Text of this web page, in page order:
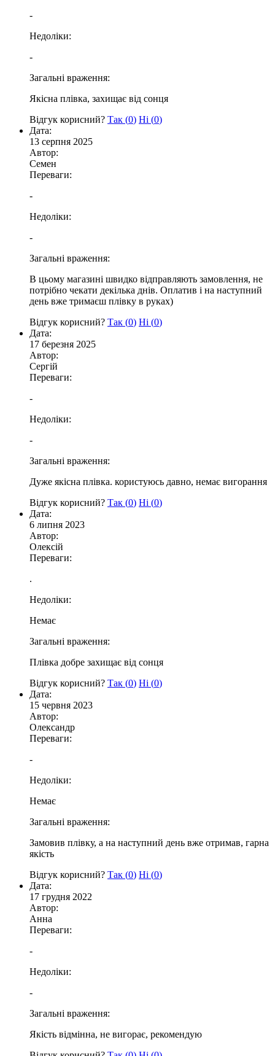
-
Недоліки:
-
Загальні враження:
Якісна плівка, захищає від сонця
Відгук корисний? Так (0) Ні (0)
Дата:
13 серпня 2025
Автор:
Семен
Переваги:
-
Недоліки:
-
Загальні враження:
В цьому магазині швидко відправляють замовлення, не
потрібно чекати декілька днів. Оплатив і на наступний
день вже тримаєш плівку в руках)
Відгук корисний? Так (0) Ні (0)
Дата:
17 березня 2025
Автор:
Сергій
Переваги:
-
Недоліки:
-
Загальні враження:
Дуже якісна плівка. користуюсь давно, немає вигорання
Відгук корисний? Так (0) Ні (0)
Дата:
6 липня 2023
Автор:
Олексій
Переваги:
.
Недоліки:
Немає
Загальні враження:
Плівка добре захищає від сонця
Відгук корисний? Так (0) Ні (0)
Дата:
15 червня 2023
Автор:
Олександр
Переваги:
-
Недоліки:
Немає
Загальні враження:
Замовив плівку, а на наступний день вже отримав, гарна
якість
Відгук корисний? Так (0) Ні (0)
Дата:
17 грудня 2022
Автор:
Анна
Переваги:
-
Недоліки:
-
Загальні враження:
Якість відмінна, не вигорає, рекомендую